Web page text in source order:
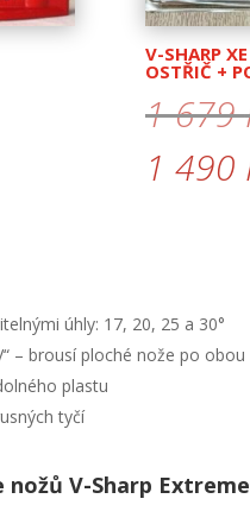
V-SHARP
OSTŘIČ +
1 679
1 490
úhly: 17, 20, 25 a 30°
– brousí ploché nože po
plastu
tyčí
V-Sharp